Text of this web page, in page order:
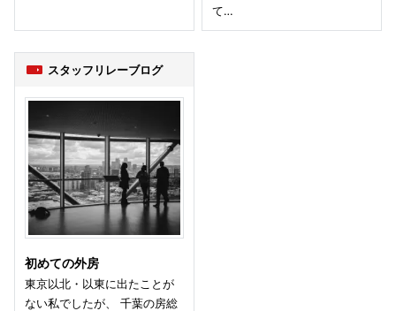
て…
スタッフリレーブログ
初めての外房
東京以北・以東に出たことが
ない私でしたが、 千葉の房総